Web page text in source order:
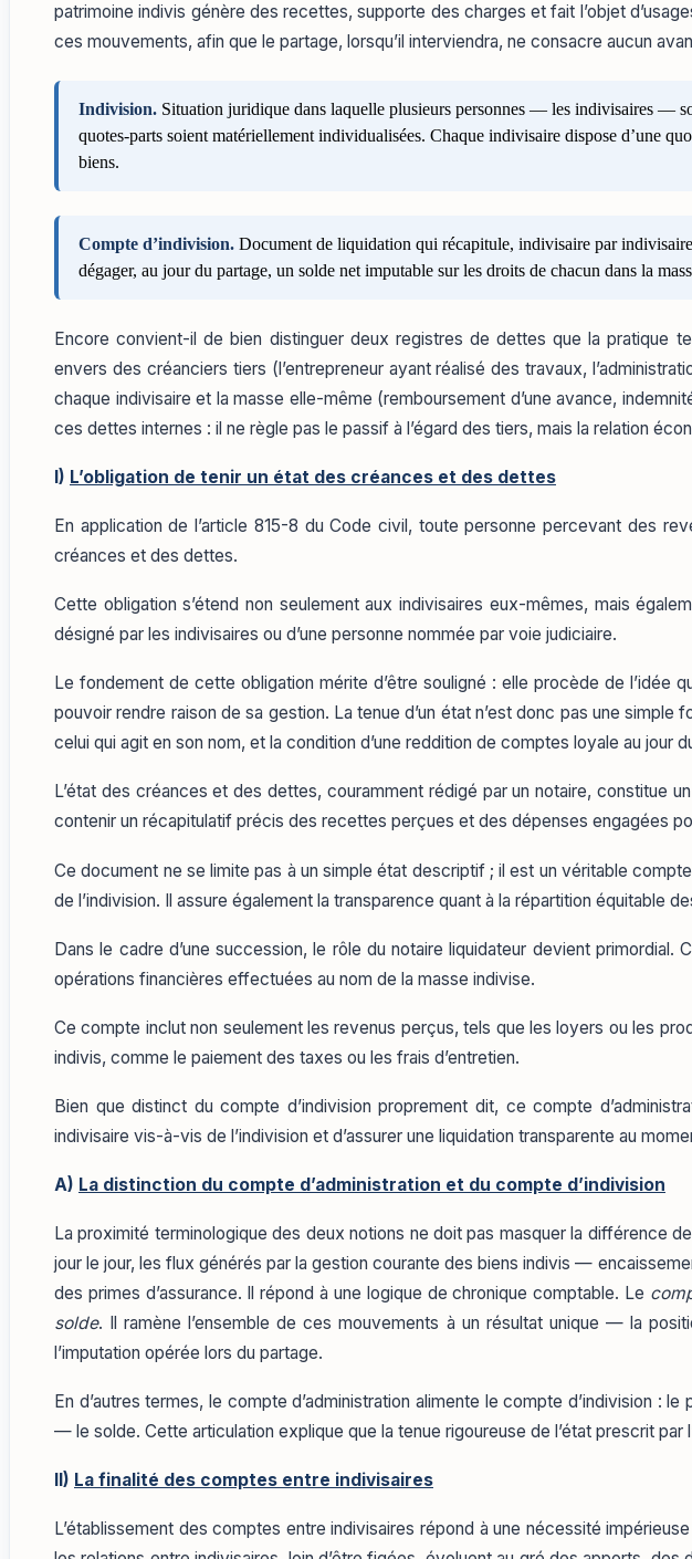
patrimoine indivis génère des recettes, supporte des charges et fait l’objet
ces mouvements, afin que le partage, lorsqu’il interviendra, ne consacre aucun
Indivision. Situation juridique dans laquelle plusieurs personnes — les indivisaires —
quotes-parts soient matériellement individualisées. Chaque indivisaire dispose d’une
biens.
Compte d’indivision. Document de liquidation qui récapitule, indivisaire par
dégager, au jour du partage, un solde net imputable sur les droits de chacun dans la
Encore convient-il de bien distinguer deux registres de dettes que la pratique
envers des créanciers tiers (l’entrepreneur ayant réalisé des travaux,
chaque indivisaire et la masse elle-même (remboursement d’une avance,
ces dettes internes : il ne règle pas le passif à l’égard des tiers, mais la relation
I) L’obligation de tenir un état des créances et des dettes
En application de l’article 815-8 du Code civil, toute personne percevant des
créances et des dettes.
Cette obligation s’étend non seulement aux indivisaires eux-mêmes, mais
désigné par les indivisaires ou d’une personne nommée par voie judiciaire.
Le fondement de cette obligation mérite d’être souligné : elle procède de
pouvoir rendre raison de sa gestion. La tenue d’un état n’est donc pas une
celui qui agit en son nom, et la condition d’une reddition de comptes loyale au jour
L’état des créances et des dettes, couramment rédigé par un notaire, constitue
contenir un récapitulatif précis des recettes perçues et des dépenses engagées
Ce document ne se limite pas à un simple état descriptif ; il est un véritable
de l’indivision. Il assure également la transparence quant à la répartition équitable
Dans le cadre d’une succession, le rôle du notaire liquidateur devient
opérations financières effectuées au nom de la masse indivise.
Ce compte inclut non seulement les revenus perçus, tels que les loyers ou les
indivis, comme le paiement des taxes ou les frais d’entretien.
Bien que distinct du compte d’indivision proprement dit, ce compte
indivisaire vis-à-vis de l’indivision et d’assurer une liquidation transparente au
A) La distinction du compte d’administration et du compte d’indivision
La proximité terminologique des deux notions ne doit pas masquer la différence
jour le jour, les flux générés par la gestion courante des biens indivis —
des primes d’assurance. Il répond à une logique de chronique comptable. Le
solde. Il ramène l’ensemble de ces mouvements à un résultat unique — la
l’imputation opérée lors du partage.
En d’autres termes, le compte d’administration alimente le compte d’indivision
— le solde. Cette articulation explique que la tenue rigoureuse de l’état prescrit par
II) La finalité des comptes entre indivisaires
L’établissement des comptes entre indivisaires répond à une nécessité